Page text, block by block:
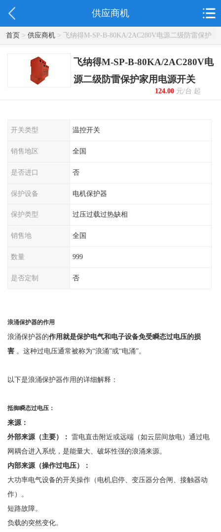
供应商机
首页> 供应商机> 飞纳得M-SP-B-80KA/2AC280V电源二级防雷保护
家用电源开关
飞纳得M-SP-B-80KA/2AC280V电
源二级防雷保护家用电源开关
124.00元/台 起
开关类型 温控开关
销售地区 全国
是否进口 否
保护设备 电机保护器
保护类型 过压过载过热缺相
销售地 全国
数量 999
是否定制 否
浪涌保护器的作用
浪涌保护器的作用就是保护电气和电子设备免受瞬态过电压的损
害 。这种过电压通常被称为“浪涌”或“电涌”。
以下是浪涌保护器作用的详细解释：
抵御瞬态过电压：
来源：
外部来源（主要）： 雷电直击附近或远端（如云层间放电）通过电
网耦合进入系统，是能量大、破坏性强的浪涌来源。
内部来源（操作过电压）：
大功率电气设备的开关操作（电机启停、变压器分合闸、接触器动
作）。
短路故障。
负载的突然变化。